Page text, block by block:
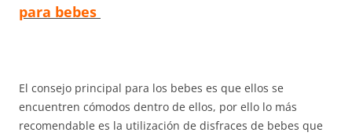
para bebes
El consejo principal para los bebes es que ellos se
encuentren cómodos dentro de ellos, por ello lo más
recomendable es la utilización de disfraces de bebes que